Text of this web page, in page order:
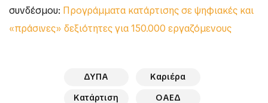
συνδέσμου: Προγράμματα κατάρτισης σε ψηφιακές και
«πράσινες» δεξιότητες για 150.000 εργαζόμενους
ΔΥΠΑ
Καριέρα
Κατάρτιση
ΟΑΕΔ